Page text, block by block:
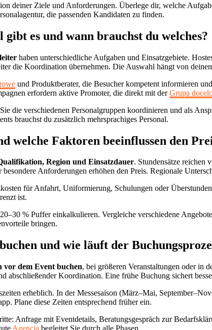
deiner Ziele und Anforderungen. Überlege dir, welche
die passenden Kandidaten zu finden.
es und wann brauchst du welches?
haben unterschiedliche Aufgaben und Einsatzgebiete.
die Koordination übernehmen. Die Auswahl hängt von
und Produktberater, die Besucher kompetent informieren
erfordern aktive Promoter, die direkt mit derGrupa
die verschiedenen Personalgruppen koordinieren und als
brauchst du zusätzlich mehrsprachiges Personal.
welche Faktoren beeinflussen den
Region und Einsatzdauer. Stundensätze reichen
Anforderungen erhöhen den Preis. Regionale
für Anfahrt, Uniformierung, Schulungen oder
ist.
% Puffer einkalkulieren. Vergleiche verschiedene
bringen.
und wie läuft der
vor dem Event buchen, bei größeren Veranstaltungen oder in
abschließender Koordination. Eine frühe Buchung sichert
erheblich. In der Messesaison (März–Mai,
Plane diese Zeiten entsprechend früher ein.
Anfrage mit Eventdetails, Beratungsgespräch zur